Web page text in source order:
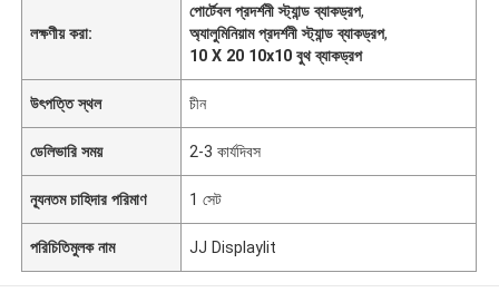
লক্ষণীয় করা:
পোর্টেবল প্রদর্শনী স্ট্যান্ড ব্যাকড্রপ,
অ্যালুমিনিয়াম প্রদর্শনী স্ট্যান্ড ব্যাকড্রপ,
10 X 20 10x10 বুথ ব্যাকড্রপ
উৎপত্তি স্থল চীন
ডেলিভারি সময় 2-3 কার্যদিবস
ন্যূনতম চাহিদার পরিমাণ 1 সেট
পরিচিতিমুলক নাম JJ Displaylit